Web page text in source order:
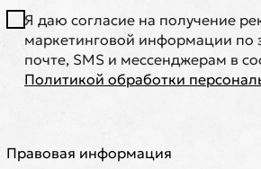
Я даю согласие на получение
маркетинговой информации по
почте, SMS и мессенджерам в
Политикой обработки
Правовая информация